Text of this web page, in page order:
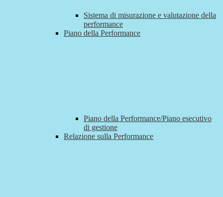
Sistema di misurazione e valutazione della
performance
Piano della Performance
Piano della Performance/Piano esecutivo
di gestione
Relazione sulla Performance